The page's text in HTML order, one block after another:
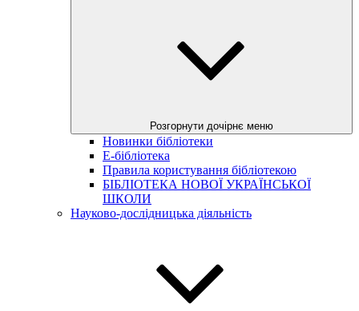
Розгорнути дочірнє меню
Новинки бібліотеки
E-бібліотека
Правила користування бібліотекою
БІБЛІОТЕКА НОВОЇ УКРАЇНСЬКОЇ
ШКОЛИ
Науково-дослідницька діяльність